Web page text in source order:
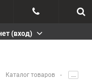
(вход)
Каталог товаров .....